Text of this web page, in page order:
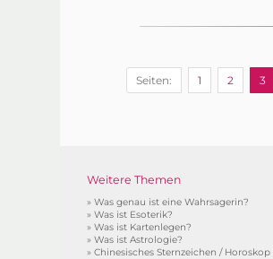
Seiten: 1 2 3
Weitere Themen
»Was genau ist eine Wahrsagerin?
»Was ist Esoterik?
»Was ist Kartenlegen?
»Was ist Astrologie?
»Chinesisches Sternzeichen /